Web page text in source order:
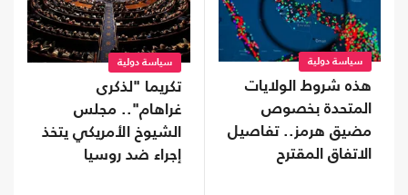
سياسة دولية
هذه شروط الولايات
المتحدة بخصوص
مضيق هرمز.. تفاصيل
الاتفاق المقترح
سياسة دولية
تكريما "لذكرى
غراهام".. مجلس
الشيوخ الأمريكي يتخذ
إجراء ضد روسيا